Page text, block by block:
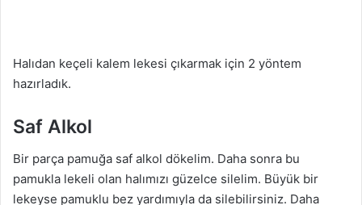
Halıdan keçeli kalem lekesi çıkarmak için 2 yöntem
hazırladık.
Saf Alkol
Bir parça pamuğa saf alkol dökelim. Daha sonra bu
pamukla lekeli olan halımızı güzelce silelim. Büyük bir
lekeyse pamuklu bez yardımıyla da silebilirsiniz. Daha